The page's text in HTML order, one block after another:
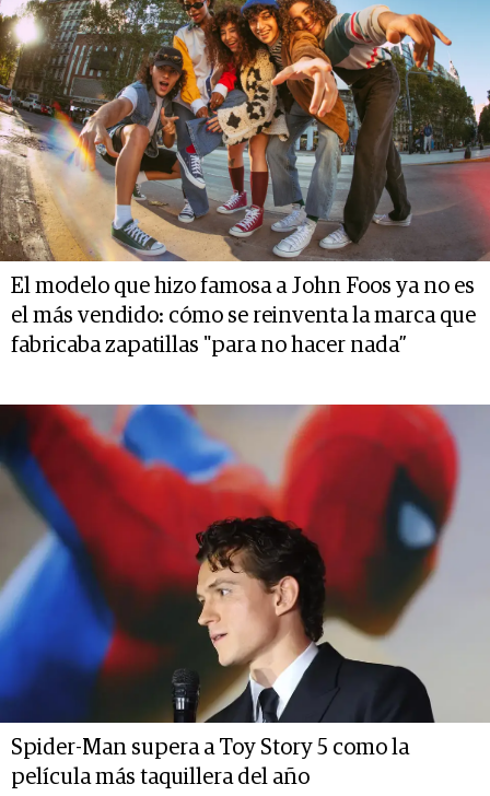
El modelo que hizo famosa a John Foos ya no es
el más vendido: cómo se reinventa la marca que
fabricaba zapatillas "para no hacer nada”
Spider-Man supera a Toy Story 5 como la
película más taquillera del año